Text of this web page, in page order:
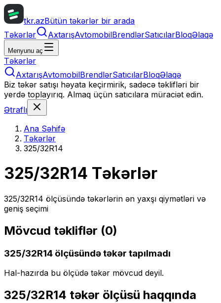
tkr.azBütün təkərlər bir arada
Təkərlər
AxtarışAvtomobilBrendlərSatıcılarBloqƏlaqə
Menyunu aç
Təkərlər
AxtarışAvtomobilBrendlərSatıcılarBloqƏlaqə
Biz təkər satışı həyata keçirmirik, sadəcə təklifləri bir
yerdə toplayırıq. Almaq üçün satıcılara müraciət edin.
Ətraflı
Ana Səhifə
Təkərlər
325/32R14
325/32R14 Təkərlər
325/32R14 ölçüsündə təkərlərin ən yaxşı qiymətləri və
geniş seçimi
Mövcud təkliflər (0)
325/32R14 ölçüsündə təkər tapılmadı
Hal-hazırda bu ölçüdə təkər mövcud deyil.
325/32R14 təkər ölçüsü haqqında